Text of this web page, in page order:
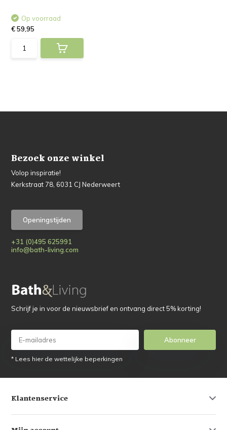
Op voorraad
€ 59,95
Bezoek onze winkel
Volop inspiratie!
Kerkstraat 78, 6031 CJ Nederweert
Openingstijden
+31 (0)495 625991
info@bath-living.com
Schrijf je in voor de nieuwsbrief en ontvang direct 5% korting!
Abonneer
* Lees hier de wettelijke beperkingen
Klantenservice